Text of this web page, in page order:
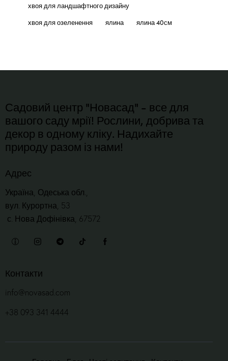
хвоя для ландшафтного дизайну
хвоя для озеленення
ялина ялина 40см
Садовий центр "Новасад" - все для
вашого саду мрії! Рослини, добрива та
декор в одному кліку. Надихайте
природу разом із нами!
Адрес
Україна, Одеська обл.,
вул. Курортна, 53
с. Нова Дофінівка, 67572
Контакти
info@novasad.com
+38 093 341 4444